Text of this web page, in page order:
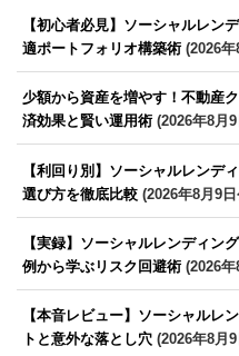
【初心者必見】ソーシャルレン
適ポートフォリオ構築術 (2026
少額から資産を増やす！不動産
済効果と賢い運用術 (2026年8月
【利回り別】ソーシャルレンデ
選び方を徹底比較 (2026年8月9
【実録】ソーシャルレンディン
例から学ぶリスク回避術 (2026
【本音レビュー】ソーシャルレ
トと意外な落とし穴 (2026年8月